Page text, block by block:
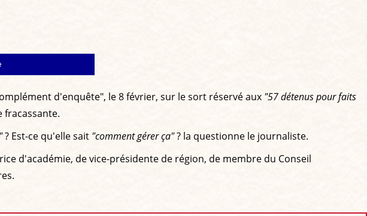
d'enquête", le 8 février, sur le sort réservé aux "57 détenus pour faits
fracassante.
? Est-ce qu'elle sait "comment gérer ça"? la questionne le journaliste.
d'académie, de vice-présidente de région, de membre du Conseil